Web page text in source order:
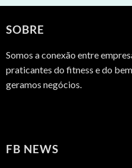
SOBRE
Somos a conexão entre
praticantes do fitness e do
geramos negócios.
FB NEWS